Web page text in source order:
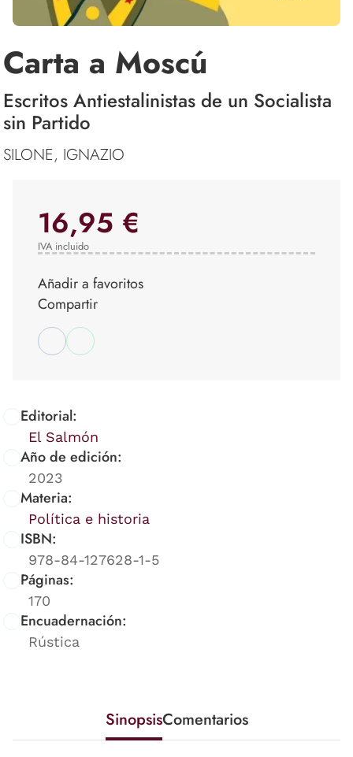
Carta a Moscú
Escritos Antiestalinistas de un Socialista
sin Partido
SILONE, IGNAZIO
Editorial:
El Salmón
Año de edición:
2023
Materia:
Política e historia
ISBN:
978-84-127628-1-5
Páginas:
170
Encuadernación:
Rústica
16,95 €
IVA incluido
Añadir a favoritos
Compartir
SinopsisComentarios